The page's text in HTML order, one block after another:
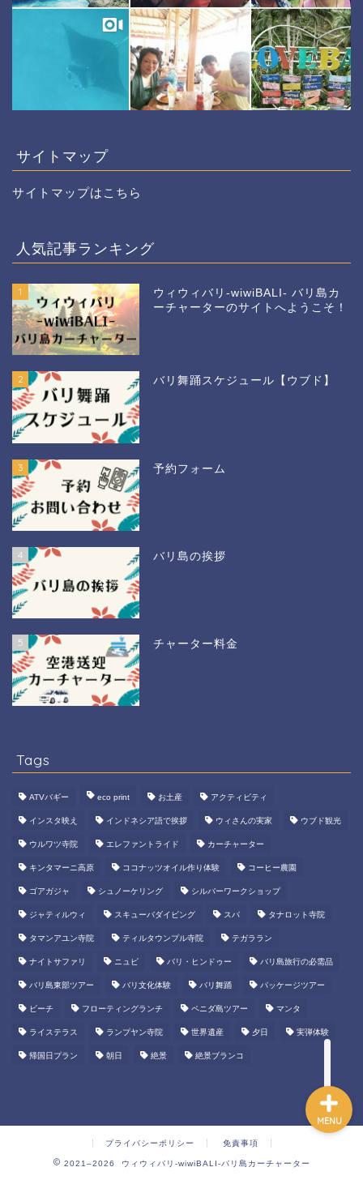
サイトマップ
サイトマップはこちら
人気記事ランキング
1
ウィウィバリ-wiwiBALI- バリ島カ
ーチャーターのサイトへようこそ！
2 バリ舞踊スケジュール【ウブド】
3 予約フォーム
4 バリ島の挨拶
5 チャーター料金
Tags
ATVバギー eco print お土産 アクティビティ
インスタ映え インドネシア語で挨拶 ウィさんの実家 ウブド観光
ウルワツ寺院 エレファントライド カーチャーター
キンタマーニ高原 ココナッツオイル作り体験 コーヒー農園
ゴアガジャ シュノーケリング シルバーワークショップ
ジャティルウィ スキューバダイビング スパ タナロット寺院
タマンアユン寺院 ティルタウンプル寺院 テガララン
ナイトサファリ ニュピ バリ・ヒンドゥー バリ島旅行の必需品
バリ島東部ツアー バリ文化体験 バリ舞踊 パッケージツアー
ビーチ フローティングランチ ペニダ島ツアー マンタ
ライステラス ランプヤン寺院 世界遺産 夕日 実弾体験
帰国日プラン 朝日 絶景 絶景ブランコ
プライバシーポリシー 免責事項
2021–2026 ウィウィバリ-wiwiBALI-バリ島カーチャーター
MENU
3日間パッケージツアー！
マリンスポーツ
ATVバギー
エレファント餌やり・水浴
び体験
バリ島のこだわりのお土産
よ！